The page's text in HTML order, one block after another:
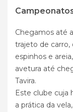
Chegamos até
trajeto de
espinhos e
avetura até
Tavira.
Este clube cuja
a prática da